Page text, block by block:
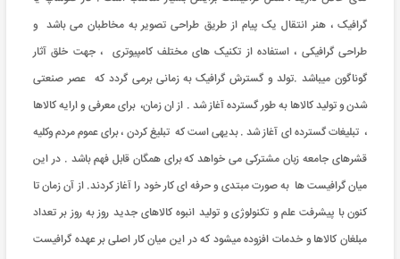
گرافیک ، هنر انتقال یک پیام از طریق طراحی تصویر به مخاطبان می باشد و
طراحی گرافیکی ، استفاده از تکنیک های مختلف کامپیوتری ، جهت خلق آثار
گوناگون میباشد .تولد و گسترش گرافیک به زمانی برمی گردد که عصر صنعتی
شدن و تولید کالاها به طور گسترده آغاز شد . از ان زمان، برای معرفی و ارایه کالاها
، تبلیغات گسترده ای آغاز شد . بدیهی است که تبلیغ کردن ، برای عموم مردم وکلیه
قشرهای جامعه زبان مشترکی می خواهد که برای همگان قابل فهم باشد . در این
میان گرافیست ها به صورت مبتدی و حرفه ای کار خود را آغاز کردند. از آن زمان تا
کنون با پیشرفت علم و تکنولوژی و تولید انبوه کالاهای جدید روز به روز بر تعداد
مبلغان کالاها و خدمات افزوده میشود که در این میان کار اصلی بر عهده گرافیست